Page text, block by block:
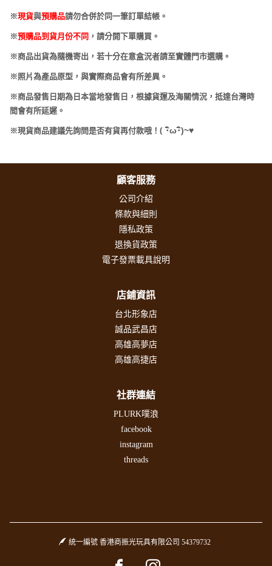
※現貨與預購品請勿合併於同一筆訂單結帳。
※預購品到貨月份不同 ，請分開下單購買。
※商品出貨為隨機寄出，若十分在意盒況者請至實體門市選購。
※照片為產品原型，與實際商品會有所差異。
※商品發售日期為日本當地發售日，根據貨運及海關情況，抵達台灣時
間會有所延遲。
※現貨商品建議先詢問是否有貨再付款哦！ (･ω･)~♥
顧客服務
公司介紹
條款與細則
隱私政策
退換貨政策
電子發票載具說明
店鋪資訊
台北形象店
誠品武昌店
高雄高夢店
高雄高捷店
社群連結
PLURK噗浪
facebook
instagram
threads
統一編號 香港商振光玩具有限公司 54379732
Facebook pageInstagram page